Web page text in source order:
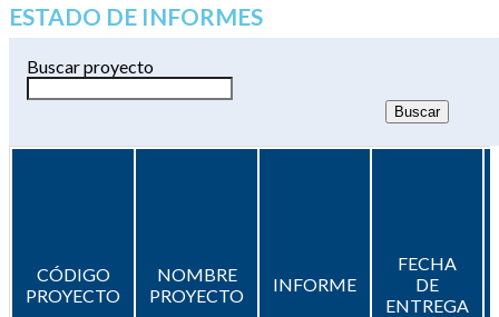
ESTADO DE INFORMES
Buscar proyecto
CÓDIGO
PROYECTO
NOMBRE
PROYECTO
INFORME
FECHA
DE
ENTREGA